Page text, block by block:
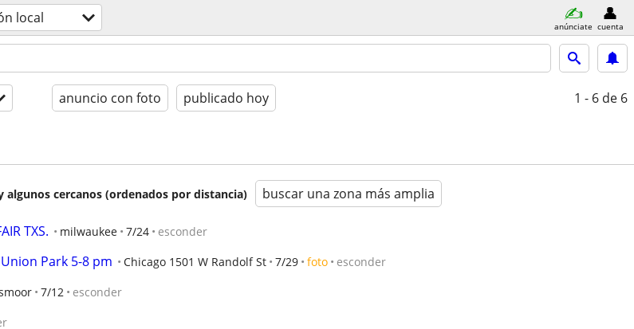
local anúnciate cuenta
anuncio con foto publicado hoy 1 - 6 de 6
cercanos (ordenados por distancia) buscar una zona más amplia
TXS. milwaukee 7/24 esconder
Park 5-8 pm Chicago 1501 W Randolf St 7/29 foto esconder
7/12 esconder